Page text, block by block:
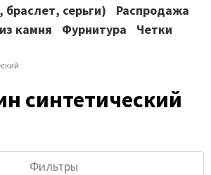
серьги)
Распродажа
камня
Фурнитура Четки
синтетический
Фильтры